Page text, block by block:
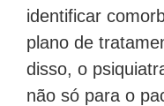
identificar
plano de
disso, o
não só para o